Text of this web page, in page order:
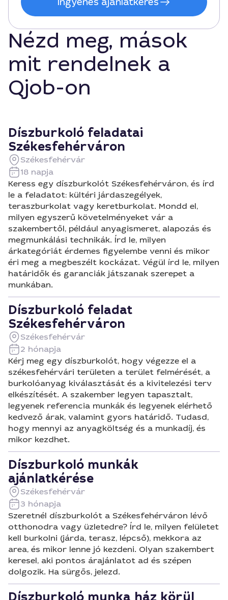
Nézd meg, mások
mit rendelnek a
Qjob-on
Díszburkoló feladatai
Székesfehérváron
Székesfehérvár
18 napja
Keress egy díszburkolót Székesfehérváron, és írd
le a feladatot: kültéri járdaszegélyek,
teraszburkolat vagy keretburkolat. Mondd el,
milyen egyszerű követelményeket vár a
szakembertől, például anyagismeret, alapozás és
megmunkálási technikák. Írd le, milyen
árkategóriát érdemes figyelembe venni és mikor
éri meg a megbeszélt kockázat. Végül írd le, milyen
határidők és garanciák játszanak szerepet a
munkában.
Díszburkoló feladat
Székesfehérváron
Székesfehérvár
2 hónapja
Kérj meg egy díszburkolót, hogy végezze el a
székesfehérvári területen a terület felmérését, a
burkolóanyag kiválasztását és a kivitelezési terv
elkészítését. A szakember legyen tapasztalt,
legyenek referencia munkák és legyenek elérhető
kedvező árak, valamint gyors határidő. Tudasd,
hogy mennyi az anyagköltség és a munkadíj, és
mikor kezdhet.
Díszburkoló munkák
ajánlatkérése
Székesfehérvár
3 hónapja
Szeretnél díszburkolót a Székesfehérváron lévő
otthonodra vagy üzletedre? Írd le, milyen felületet
kell burkolni (járda, terasz, lépcső), mekkora az
area, és mikor lenne jó kezdeni. Olyan szakembert
keresel, aki pontos árajánlatot ad és szépen
dolgozik. Ha sürgős, jelezd.